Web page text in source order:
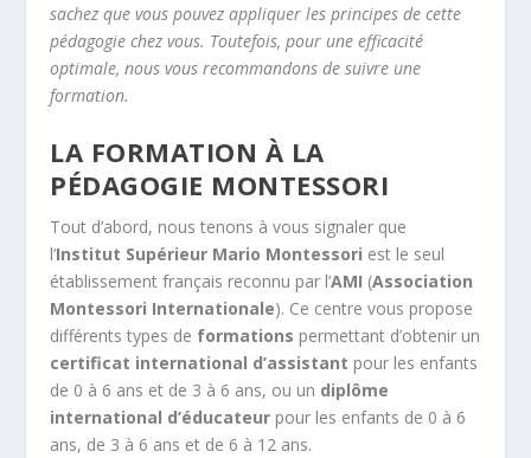
sachez que vous pouvez appliquer les principes de cette
pédagogie chez vous. Toutefois, pour une efficacité
optimale, nous vous recommandons de suivre une
formation.
LA FORMATION À LA
PÉDAGOGIE MONTESSORI
Tout d’abord, nous tenons à vous signaler que
l’Institut Supérieur Mario Montessori est le seul
établissement français reconnu par l’AMI (Association
Montessori Internationale). Ce centre vous propose
différents types de formations permettant d’obtenir un
certificat international d’assistant pour les enfants
de 0 à 6 ans et de 3 à 6 ans, ou un diplôme
international d’éducateur pour les enfants de 0 à 6
ans, de 3 à 6 ans et de 6 à 12 ans.